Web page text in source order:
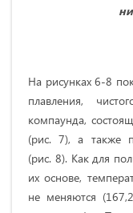
На рисунках 6-8
плавления,
компаунда,
(рис. 7), а также
(рис. 8). Как для
их основе,
не меняются